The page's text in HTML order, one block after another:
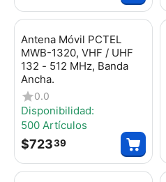
Antena Móvil PCTEL
MWB-1320, VHF / UHF
132 - 512 MHz, Banda
Ancha.
0.0
Disponibilidad:
500 Artículos
$72339